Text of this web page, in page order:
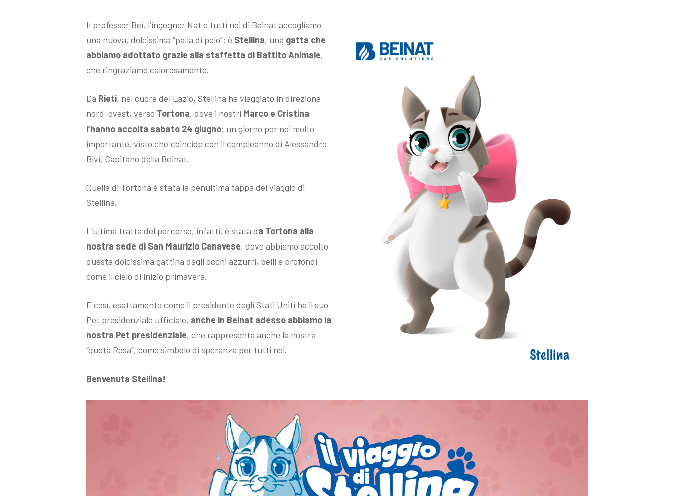
Hit enter to search or ESC to close
Il professor Bei, l’ingegner Nat e tutti noi di Beinat accogliamo
una nuova, dolcissima “palla di pelo”: è Stellina, una gatta che
abbiamo adottato grazie alla staffetta di Battito Animale,
che ringraziamo calorosamente.
Da Rieti, nel cuore del Lazio, Stellina ha viaggiato in direzione
nord-ovest, verso Tortona, dove i nostri Marco e Cristina
l’hanno accolta sabato 24 giugno: un giorno per noi molto
importante, visto che coincide con il compleanno di Alessandro
Bivi, Capitano della Beinat.
Quella di Tortona è stata la penultima tappa del viaggio di
Stellina.
L’ultima tratta del percorso, infatti, è stata da Tortona alla
nostra sede di San Maurizio Canavese, dove abbiamo accolto
questa dolcissima gattina dagli occhi azzurri, belli e profondi
come il cielo di inizio primavera.
E così, esattamente come il presidente degli Stati Uniti ha il suo
Pet presidenziale ufficiale, anche in Beinat adesso abbiamo la
nostra Pet presidenziale, che rappresenta anche la nostra
“quota Rosa”, come simbolo di speranza per tutti noi.
Benvenuta Stellina!